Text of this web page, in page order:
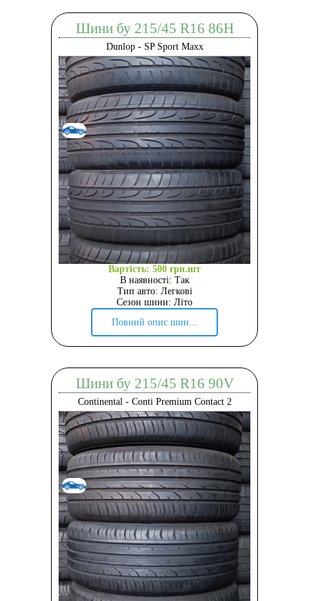
Шини бу 215/45 R16 86H
Dunlop - SP Sport Maxx
Вартість: 500 грн.шт
В наявності: Так
Тип авто: Легкові
Сезон шини: Літо
Повний опис шин...
Шини бу 215/45 R16 90V
Continental - Conti Premium Contact 2